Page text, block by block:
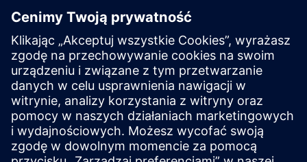
O firmie Siemens w Niemczech
Siemens — z Niemiec, dla Niemiec i świata: Zatrudniając
około 85 000 pracowników i kilka tysięcy stażystów,
Siemens jest jednym z największych prywatnych
pracodawców i firm szkoleniowych w Niemczech.